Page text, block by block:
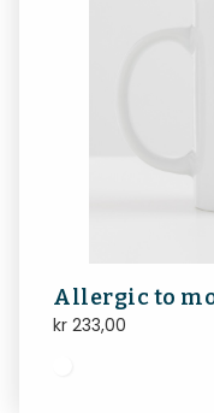
Allergic to
kr 233,00